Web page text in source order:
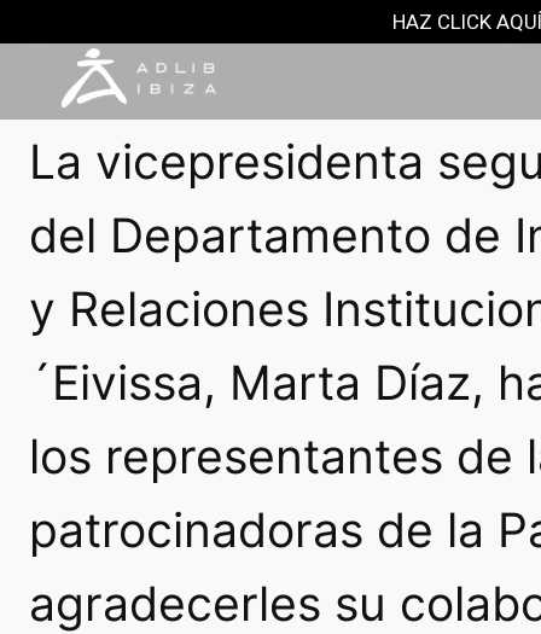
HAZ CLICK
La vicepresidenta
del Departamento de
y Relaciones
´Eivissa, Marta Díaz,
los representantes de
patrocinadoras de la
agradecerles su